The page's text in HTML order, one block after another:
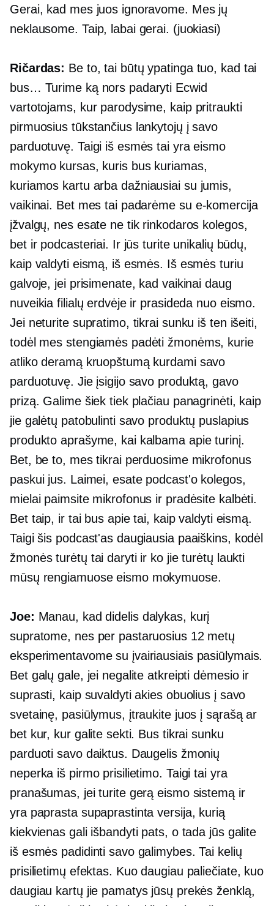
Gerai, kad mes juos ignoravome. Mes jų
neklausome. Taip, labai gerai. (juokiasi)
Ričardas: Be to, tai būtų ypatinga tuo, kad tai
bus… Turime ką nors padaryti Ecwid
vartotojams, kur parodysime, kaip pritraukti
pirmuosius tūkstančius lankytojų į savo
parduotuvę. Taigi iš esmės tai yra eismo
mokymo kursas, kuris bus kuriamas,
kuriamos kartu arba dažniausiai su jumis,
vaikinai. Bet mes tai padarėme su e-komercija
įžvalgų, nes esate ne tik rinkodaros kolegos,
bet ir podcasteriai. Ir jūs turite unikalių būdų,
kaip valdyti eismą, iš esmės. Iš esmės turiu
galvoje, jei prisimenate, kad vaikinai daug
nuveikia filialų erdvėje ir prasideda nuo eismo.
Jei neturite supratimo, tikrai sunku iš ten išeiti,
todėl mes stengiamės padėti žmonėms, kurie
atliko deramą kruopštumą kurdami savo
parduotuvę. Jie įsigijo savo produktą, gavo
prizą. Galime šiek tiek plačiau panagrinėti, kaip
jie galėtų patobulinti savo produktų puslapius
produkto aprašyme, kai kalbama apie turinį.
Bet, be to, mes tikrai perduosime mikrofonus
paskui jus. Laimei, esate podcast'o kolegos,
mielai paimsite mikrofonus ir pradėsite kalbėti.
Bet taip, ir tai bus apie tai, kaip valdyti eismą.
Taigi šis podcast'as daugiausia paaiškins, kodėl
žmonės turėtų tai daryti ir ko jie turėtų laukti
mūsų rengiamuose eismo mokymuose.
Joe: Manau, kad didelis dalykas, kurį
supratome, nes per pastaruosius 12 metų
eksperimentavome su įvairiausiais pasiūlymais.
Bet galų gale, jei negalite atkreipti dėmesio ir
suprasti, kaip suvaldyti akies obuolius į savo
svetainę, pasiūlymus, įtraukite juos į sąrašą ar
bet kur, kur galite sekti. Bus tikrai sunku
parduoti savo daiktus. Daugelis žmonių
neperka iš pirmo prisilietimo. Taigi tai yra
pranašumas, jei turite gerą eismo sistemą ir
yra paprasta supaprastinta versija, kurią
kiekvienas gali išbandyti pats, o tada jūs galite
iš esmės padidinti savo galimybes. Tai kelių
prisilietimų efektas. Kuo daugiau paliečiate, kuo
daugiau kartų jie pamatys jūsų prekės ženklą,